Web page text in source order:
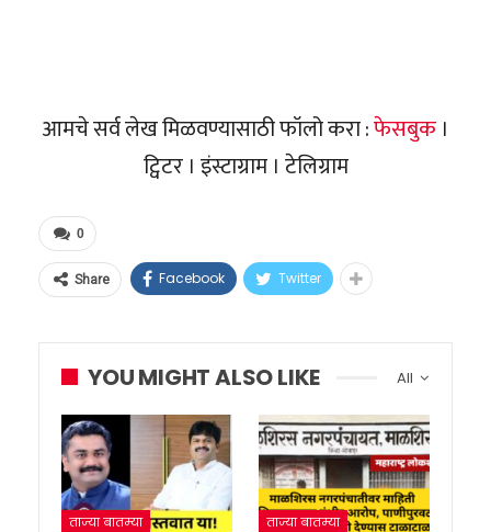
आमचे सर्व लेख मिळवण्यासाठी फॉलो करा :फेसबुक ।
ट्विटर । इंस्टाग्राम । टेलिग्राम
0
Share Facebook Twitter
All
YOU MIGHT ALSO LIKE
ताज्या बातम्या ताज्या बातम्या